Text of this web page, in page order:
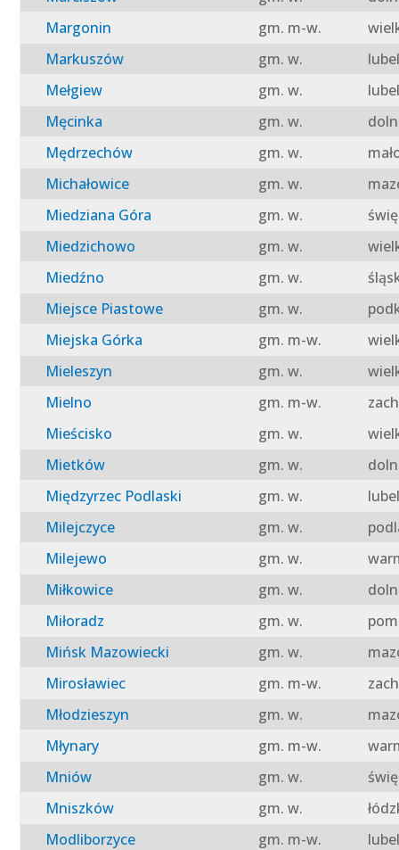
Margonin
gm. m-w.
Markuszów
gm. w.
Mełgiew
gm. w.
Męcinka
gm. w.
Mędrzechów
gm. w.
Michałowice
gm. w.
Miedziana Góra
gm. w.
Miedzichowo
gm. w.
Miedźno
gm. w.
Miejsce Piastowe
gm. w.
Miejska Górka
gm. m-w.
Mieleszyn
gm. w.
Mielno
gm. m-w.
Mieścisko
gm. w.
Mietków
gm. w.
Międzyrzec Podlaski
gm. w.
Milejczyce
gm. w.
Milejewo
gm. w.
Miłkowice
gm. w.
Miłoradz
gm. w.
Mińsk Mazowiecki
gm. w.
Mirosławiec
gm. m-w.
Młodzieszyn
gm. w.
Młynary
gm. m-w.
Mniów
gm. w.
Mniszków
gm. w.
Modliborzyce
gm. m-w.